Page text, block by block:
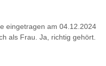
eingetragen am 04.12.2024
als Frau. Ja, richtig gehört.